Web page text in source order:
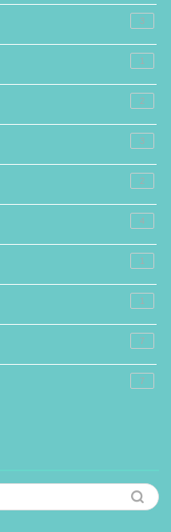
3
1
2
3
2
4
1
1
7
7